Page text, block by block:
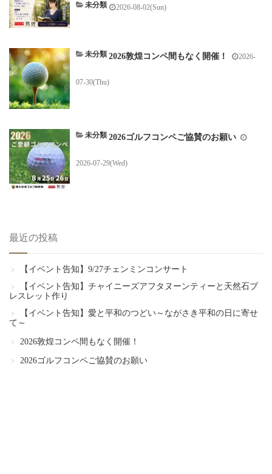
未分類 2026-08-02(Sun)
2026敦煌コンペ間もなく開催！
未分類 2026-
07-30(Thu)
2026ゴルフコンペご協賛のお願い
未分類
2026-07-29(Wed)
最近の投稿
【イベント告知】9/27チェンミンコンサート
【イベント告知】チャイニーズアフタヌーンティーと天然石ブ
レスレット作り
【イベント告知】愛と平和のつどい～ながさき平和の日に寄せ
て～
2026敦煌コンペ間もなく開催！
2026ゴルフコンペご協賛のお願い